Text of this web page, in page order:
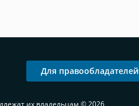
Для правообладателей
их владельцам © 2026